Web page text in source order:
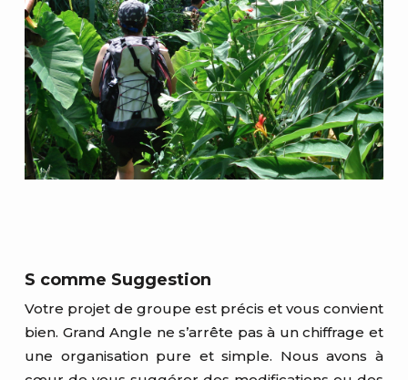
S comme Suggestion
Votre projet de groupe est précis et vous convient
bien. Grand Angle ne s’arrête pas à un chiffrage et
une organisation pure et simple. Nous avons à